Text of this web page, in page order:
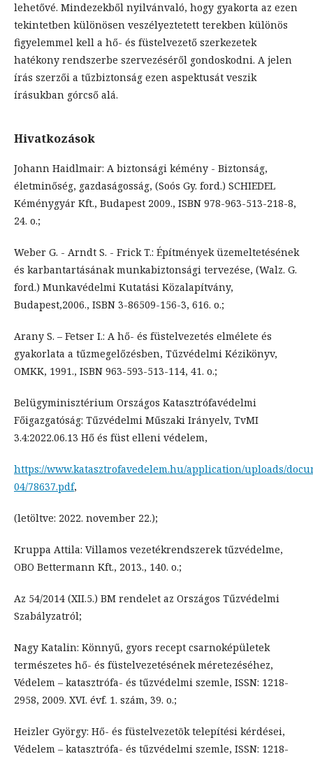
lehetővé. Mindezekből nyilvánvaló, hogy gyakorta az ezen
tekintetben különösen veszélyeztetett terekben különös
figyelemmel kell a hő- és füstelvezető szerkezetek
hatékony rendszerbe szervezéséről gondoskodni. A jelen
írás szerzői a tűzbiztonság ezen aspektusát veszik
írásukban górcső alá.
Hivatkozások
Johann Haidlmair: A biztonsági kémény - Biztonság,
életminőség, gazdaságosság, (Soós Gy. ford.) SCHIEDEL
Kéménygyár Kft., Budapest 2009., ISBN 978-963-513-218-8,
24. o.;
Weber G. - Arndt S. - Frick T.: Építmények üzemeltetésének
és karbantartásának munkabiztonsági tervezése, (Walz. G.
ford.) Munkavédelmi Kutatási Közalapítvány,
Budapest,2006., ISBN 3-86509-156-3, 616. o.;
Arany S. – Fetser I.: A hő- és füstelvezetés elmélete és
gyakorlata a tűzmegelőzésben, Tűzvédelmi Kézikönyv,
OMKK, 1991., ISBN 963-593-513-114, 41. o.;
Belügyminisztérium Országos Katasztrófavédelmi
Főigazgatóság: Tűzvédelmi Műszaki Irányelv, TvMI
3.4:2022.06.13 Hő és füst elleni védelem,
https://www.katasztrofavedelem.hu/application/uploads/
04/78637.pdf,
(letöltve: 2022. november 22.);
Kruppa Attila: Villamos vezetékrendszerek tűzvédelme,
OBO Bettermann Kft., 2013., 140. o.;
Az 54/2014 (XII.5.) BM rendelet az Országos Tűzvédelmi
Szabályzatról;
Nagy Katalin: Könnyű, gyors recept csarnoképületek
természetes hő- és füstelvezetésének méretezéséhez,
Védelem – katasztrófa- és tűzvédelmi szemle, ISSN: 1218-
2958, 2009. XVI. évf. 1. szám, 39. o.;
Heizler György: Hő- és füstelvezetõk telepítési kérdései,
Védelem – katasztrófa- és tűzvédelmi szemle, ISSN: 1218-